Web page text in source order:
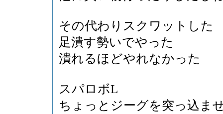
その代わりスクワットした
足潰す勢いでやった
潰れるほどやれなかった
スパロボL
ちょっとジーグを突っ込ま